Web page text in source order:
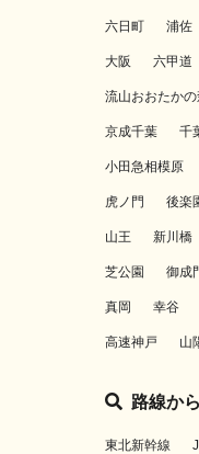
六日町 浦佐
大阪 六甲道
流山おおたかの
京成千葉 千
小田急相模原
虎ノ門 後楽
山王 新川橋
芝公園 御成
真岡 幸谷
高速神戸 山
路線か
東北新幹線